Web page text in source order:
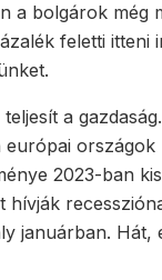
a bolgárok még
feletti itteni
a
országok
2023-ban
hívják
januárban. Hát,